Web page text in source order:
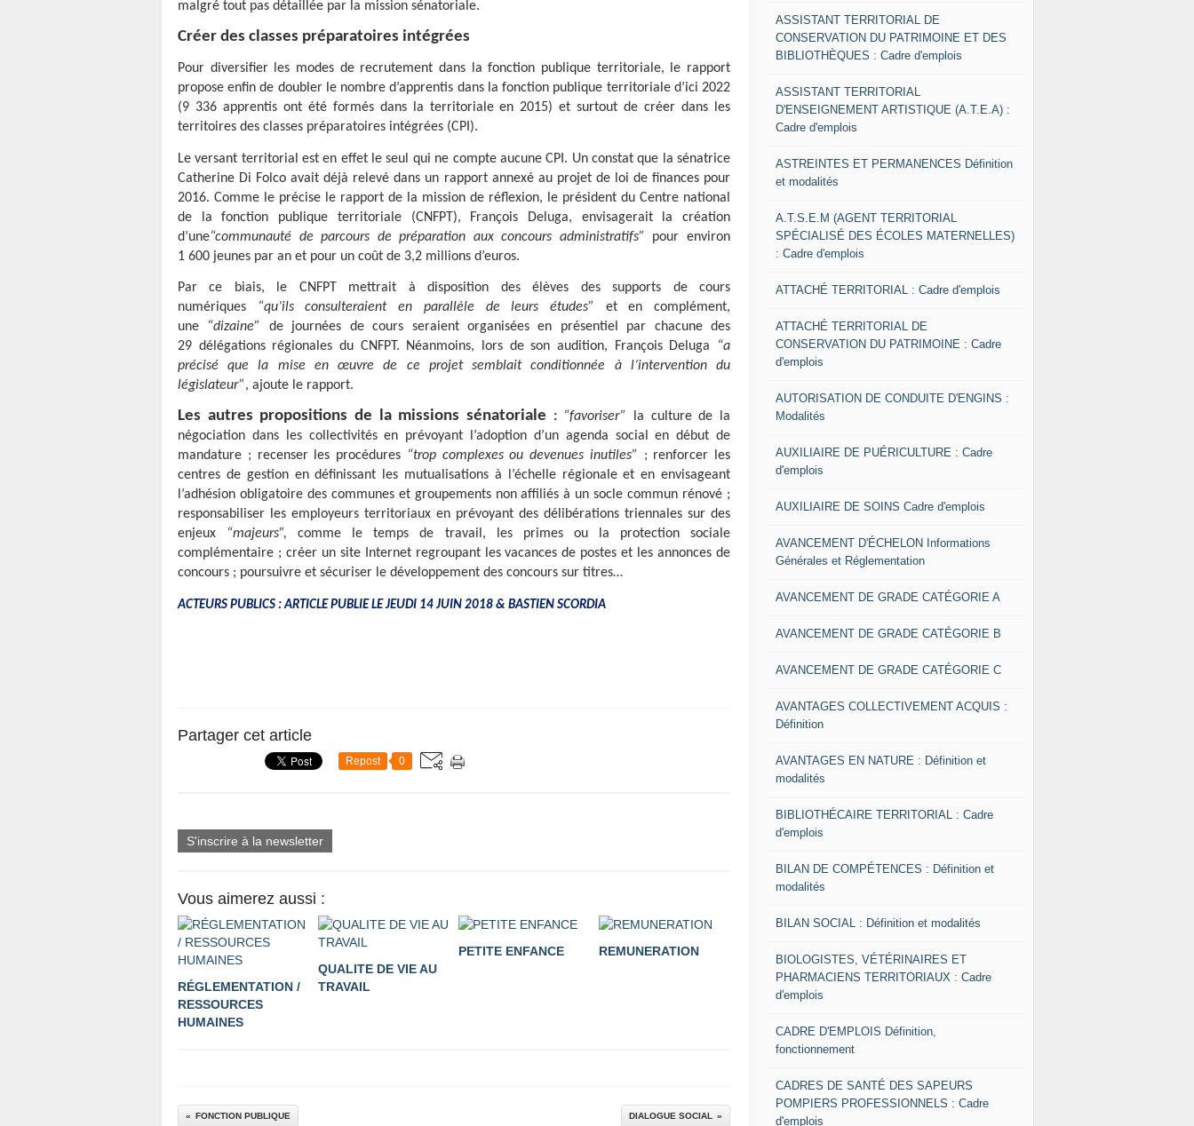
malgré tout pas détaillée par la mission sénatoriale.
Créer des classes préparatoires intégrées
Pour diversifier les modes de recrutement dans la fonction publique territoriale, le rapport
propose enfin de doubler le nombre d’apprentis dans la fonction publique territoriale d’ici 2022
(9 336 apprentis ont été formés dans la territoriale en 2015) et surtout de créer dans les
territoires des classes préparatoires intégrées (CPI).
Le versant territorial est en effet le seul qui ne compte aucune CPI. Un constat que la sénatrice
Catherine Di Folco avait déjà relevé dans un rapport annexé au projet de loi de finances pour
2016. Comme le précise le rapport de la mission de réflexion, le président du Centre national
de la fonction publique territoriale (CNFPT), François Deluga, envisagerait la création
d’une“communauté de parcours de préparation aux concours administratifs”
pour environ
1 600 jeunes par an et pour un coût de 3,2 millions d’euros.
Par ce biais, le CNFPT mettrait à disposition des élèves des supports de cours
numériques
“qu’ils consulteraient en parallèle de leurs études”
et en complément,
une “dizaine”
de journées de cours seraient organisées en présentiel par chacune des
29 délégations régionales du CNFPT. Néanmoins, lors de son audition, François Deluga
“a
précisé que la mise en œuvre de ce projet semblait conditionnée à l’intervention du
législateur”, ajoute le rapport.
Les autres propositions de la missions sénatoriale : “favoriser”
la culture de la
négociation dans les collectivités en prévoyant l’adoption d’un agenda social en début de
mandature ; recenser les procédures “trop complexes ou devenues inutiles” ; renforcer les
centres de gestion en définissant les mutualisations à l’échelle régionale et en envisageant
l’adhésion obligatoire des communes et groupements non affiliés à un socle commun rénové ;
responsabiliser les employeurs territoriaux en prévoyant des délibérations triennales sur des
enjeux
“majeurs”, comme le temps de travail, les primes ou la protection sociale
complémentaire ; créer un site Internet regroupant les vacances de postes et les annonces de
concours ; poursuivre et sécuriser le développement des concours sur titres…
ACTEURS PUBLICS : ARTICLE PUBLIE LE JEUDI 14 JUIN 2018 & BASTIEN SCORDIA
Partager cet article
Repost 0
S'inscrire à la newsletter
Vous aimerez aussi :
RÉGLEMENTATION /
RESSOURCES
HUMAINES
QUALITE DE VIE AU
TRAVAIL
PETITE ENFANCE REMUNERATION
FONCTION PUBLIQUE DIALOGUE SOCIAL
ASSISTANT TERRITORIAL DE
CONSERVATION DU PATRIMOINE ET DES
BIBLIOTHÈQUES : Cadre d'emplois
ASSISTANT TERRITORIAL
D'ENSEIGNEMENT ARTISTIQUE (A.T.E.A) :
Cadre d'emplois
ASTREINTES ET PERMANENCES Définition
et modalités
A.T.S.E.M (AGENT TERRITORIAL
SPÉCIALISÉ DES ÉCOLES MATERNELLES)
: Cadre d'emplois
ATTACHÉ TERRITORIAL : Cadre d'emplois
ATTACHÉ TERRITORIAL DE
CONSERVATION DU PATRIMOINE : Cadre
d'emplois
AUTORISATION DE CONDUITE D'ENGINS :
Modalités
AUXILIAIRE DE PUÉRICULTURE : Cadre
d'emplois
AUXILIAIRE DE SOINS Cadre d'emplois
AVANCEMENT D'ÉCHELON Informations
Générales et Réglementation
AVANCEMENT DE GRADE CATÉGORIE A
AVANCEMENT DE GRADE CATÉGORIE B
AVANCEMENT DE GRADE CATÉGORIE C
AVANTAGES COLLECTIVEMENT ACQUIS :
Définition
AVANTAGES EN NATURE : Définition et
modalités
BIBLIOTHÉCAIRE TERRITORIAL : Cadre
d'emplois
BILAN DE COMPÉTENCES : Définition et
modalités
BILAN SOCIAL : Définition et modalités
BIOLOGISTES, VÉTÉRINAIRES ET
PHARMACIENS TERRITORIAUX : Cadre
d'emplois
CADRE D'EMPLOIS Définition,
fonctionnement
CADRES DE SANTÉ DES SAPEURS
POMPIERS PROFESSIONNELS : Cadre
d'emplois